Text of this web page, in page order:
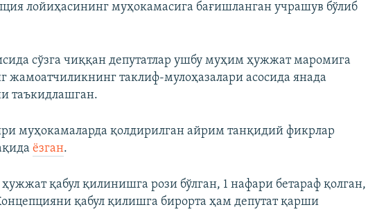
лойиҳасининг муҳокамасига бағишланган учрашув бўлиб
сўзга чиққан депутатлар ушбу муҳим ҳужжат маромига
жамоатчиликнинг таклиф-мулоҳазалари асосида янада
таъкидлашган.
муҳокамаларда қолдирилган айрим танқидий фикрлар
ёзган.
қабул қилинишга рози бўлган, 1 нафари бетараф қолган,
қабул қилишга бирорта ҳам депутат қарши